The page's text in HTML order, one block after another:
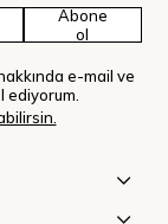
Abone
ol
e-mail ve
ediyorum.